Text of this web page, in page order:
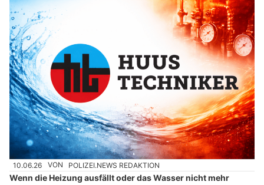
10.06.26 VON POLIZEI.NEWS REDAKTION
Wenn die Heizung ausfällt oder das Wasser nicht mehr